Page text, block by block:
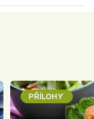
PŘÍLOHY